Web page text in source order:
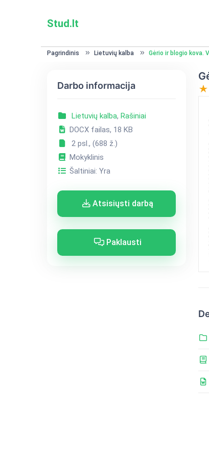
Stud.lt
Pagrindinis Lietuvių kalba Gėrio ir blogio kova.
Darbo informacija
Lietuvių kalba, Rašiniai
DOCX failas, 18 KB
2 psl., (688 ž.)
Mokyklinis
Šaltiniai: Yra
Atsisiųsti darbą
Paklausti